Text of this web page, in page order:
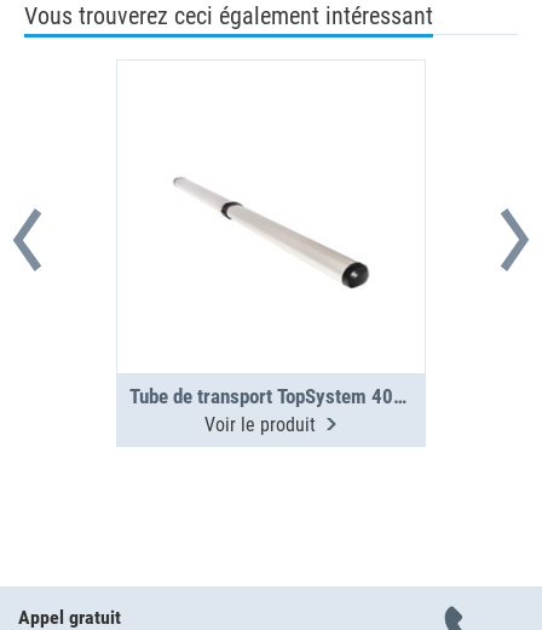
Vous trouverez ceci également intéressant
Tube de transport TopSystem 4000 mm 2 sections
Voir le produit
Appel gratuit